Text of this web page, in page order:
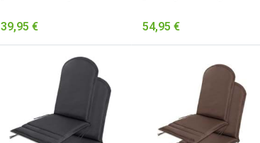
39,95 € 54,95 €